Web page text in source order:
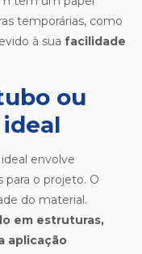
temporárias, como
à sua facilidade
ou
envolve
para o projeto. O
do material.
em estruturas,
aplicação